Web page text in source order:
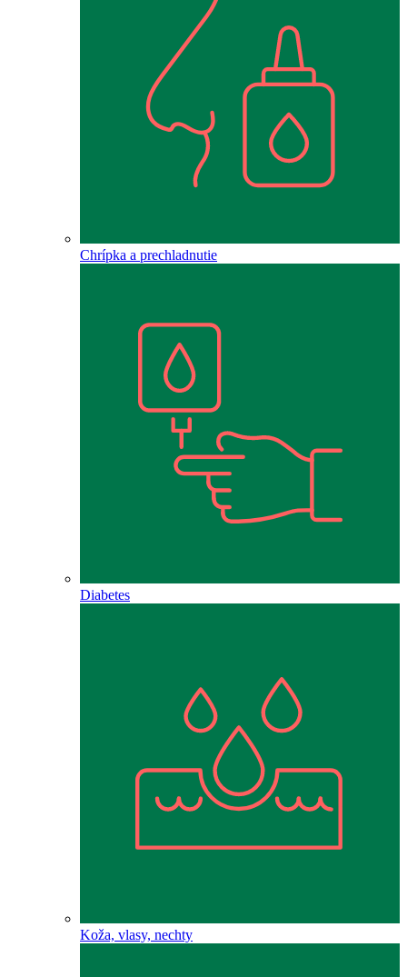
Chrípka a prechladnutie
Diabetes
Koža, vlasy, nechty